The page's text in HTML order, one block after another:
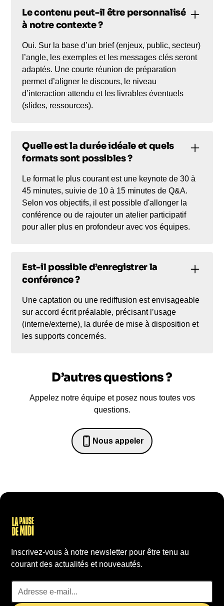
Le contenu peut-il être personnalisé
à notre contexte ?
Oui. Sur la base d’un brief (enjeux, public, secteur)
l’angle, les exemples et les messages clés seront
adaptés. Une courte réunion de préparation
permet d’aligner le discours, le niveau
d’interaction attendu et les livrables éventuels
(slides, ressources).
Quelle est la durée idéale et quels
formats sont possibles ?
Le format le plus courant est une keynote de 30 à
45 minutes, suivie de 10 à 15 minutes de Q&A.
Selon vos objectifs, il est possible d'allonger la
conférence ou de rajouter un atelier participatif
pour aller plus en profondeur avec vos équipes.
Est-il possible d’enregistrer la
conférence ?
Une captation ou une rediffusion est envisageable
sur accord écrit préalable, précisant l’usage
(interne/externe), la durée de mise à disposition et
les supports concernés.
D’autres questions ?
Appelez notre équipe et posez nous toutes vos
questions.
Nous appeler
0652698481
Inscrivez-vous à notre newsletter pour être tenu au
courant des actualités et nouveautés.